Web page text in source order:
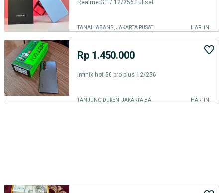
Realme GT 7 12/256 Fullset
TANAH ABANG, JAKARTA PUSAT HARI INI
Rp 1.450.000
Infinix hot 50 pro plus 12/256
HARI INI